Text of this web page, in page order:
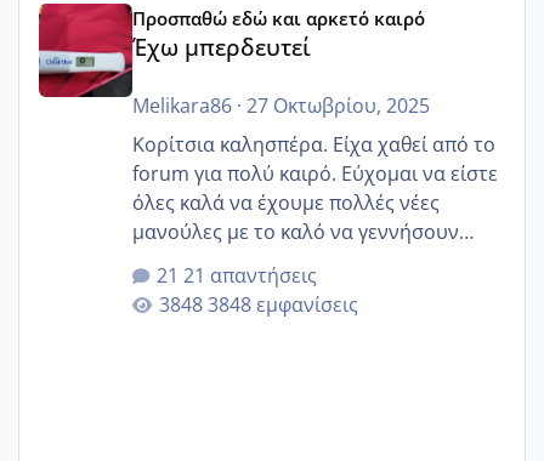
Προσπαθώ εδώ και αρκετό καιρό
Έχω μπερδευτεί
Melikara86· 27 Οκτωβρίου, 2025
Κορίτσια καλησπέρα. Είχα χαθεί από το
forum για πολύ καιρό. Εύχομαι να είστε
όλες καλά να έχουμε πολλές νέες
μανούλες με το καλό να γεννήσουν
αυτές που ήδη περιμένουν. Να πάρουν
γερα μωράκια στην αγκαλίτσα τους
🙏🏼🙏🏼 Ας πάμε λοιπόν στο θέμα μου.
21 απαντήσεις
3848 εμφανίσεις